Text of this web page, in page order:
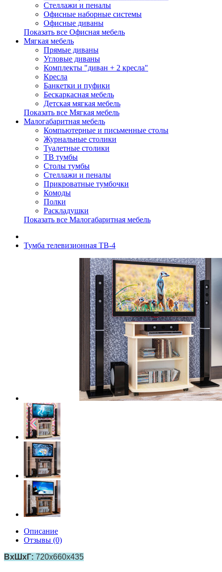
Стеллажи и пеналы
Офисные наборные системы
Офисные диваны
Показать все Офисная мебель
Мягкая мебель
Прямые диваны
Угловые диваны
Комплекты "диван + 2 кресла"
Кресла
Банкетки и пуфики
Бескаркасная мебель
Детская мягкая мебель
Показать все Мягкая мебель
Малогабаритная мебель
Компьютерные и письменные столы
Журнальные столики
Туалетные столики
ТВ тумбы
Столы тумбы
Стеллажи и пеналы
Прикроватные тумбочки
Комоды
Полки
Раскладушки
Показать все Малогабаритная мебель
Тумба телевизионная ТВ-4
Описание
Отзывы (0)
ВхШхГ: 720х660х435